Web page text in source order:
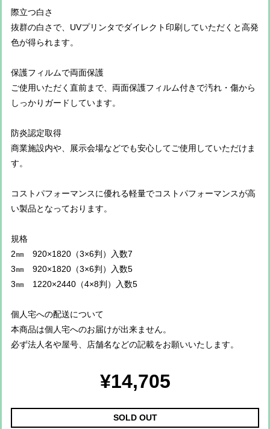
際立つ白さ
抜群の白さで、UVプリンタでダイレクト印刷していただくと高発
色が得られます。
保護フィルムで両面保護
ご使用いただく直前まで、両面保護フィルム付きで汚れ・傷から
しっかりガードしています。
防炎認定取得
商業施設内や、展示会場などでも安心してご使用していただけま
す。
コストパフォーマンスに優れる軽量でコストパフォーマンスが高
い製品となっております。
規格
2㎜ 920×1820（3×6判）入数7
3㎜ 920×1820（3×6判）入数5
3㎜ 1220×2440（4×8判）入数5
個人宅への配送について
本商品は個人宅へのお届けが出来ません。
必ず法人名や屋号、店舗名などの記載をお願いいたします。
¥14,705
SOLD OUT